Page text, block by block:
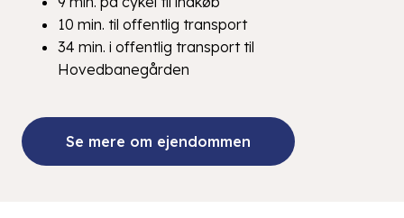
10 min. til offentlig transport
34 min. i offentlig transport til
Hovedbanegården
Se mere om ejendommen